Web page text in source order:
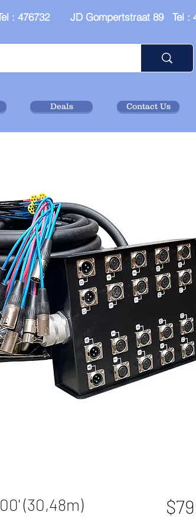
: 476732 JD Gompertstraat 89 Tel :
Deals Contact Us
(30,48m)